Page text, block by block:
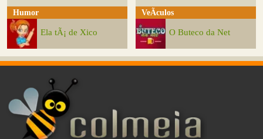
Humor
Ela tÃ¡ de Xico
VeÃ­culos
O Buteco da Net